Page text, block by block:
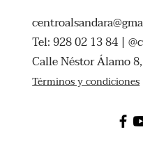
Tel: 928 02 13 84 |
Calle Néstor Álamo
Términos y condiciones